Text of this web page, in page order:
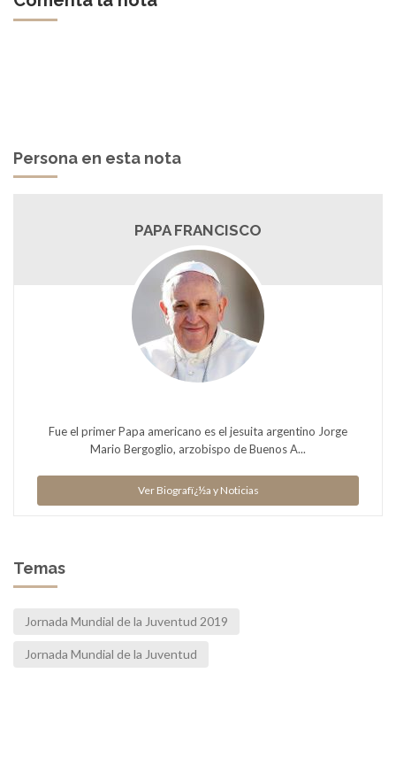
Persona en esta nota
PAPA FRANCISCO
Fue el primer Papa americano es el jesuita argentino Jorge
Mario Bergoglio, arzobispo de Buenos A...
Ver Biografï¿½a y Noticias
Temas
Jornada Mundial de la Juventud 2019
Jornada Mundial de la Juventud